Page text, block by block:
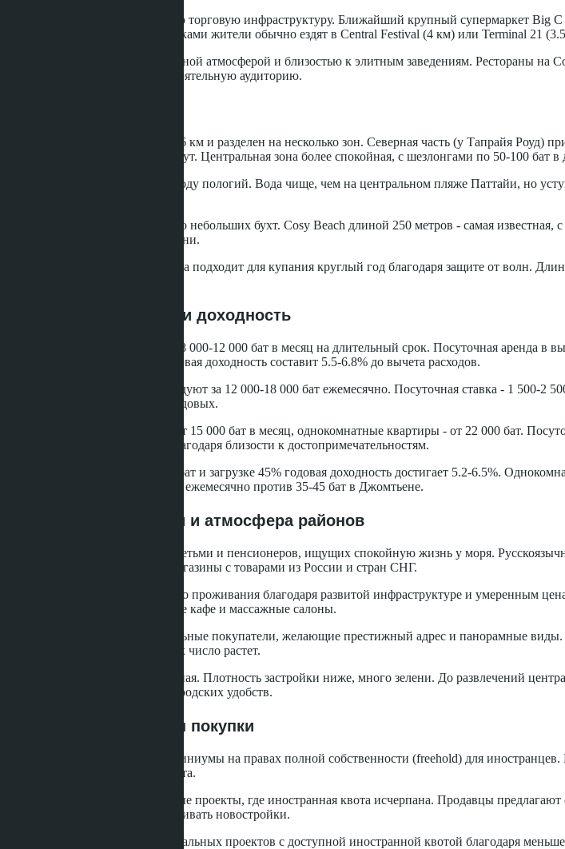
Пратамнак имеет ограниченную торговую инфраструктуру. Ближайший крупный супермаркет
несколько ресторанов. За покупками жители обычно ездят в Central Festival (4 км) или Terminal 21
Район компенсирует это спокойной атмосферой и близостью к элитным заведениям. Рестораны
салоны ориентированы на состоятельную аудиторию.
Пляж Джомтьен протянулся на 6 км и разделен на несколько зон. Северная часть (у Тапрайя Роуд)
гидроцикле - 1500 бат за 30 минут. Центральная зона более спокойная, с шезлонгами по 50-100 бат
Песок на пляже серый, вход в воду пологий. Вода чище, чем на центральном пляже Паттайи, но
Пратамнак предлагает несколько небольших бухт. Cosy Beach длиной 250 метров - самая
Пляж переполнен в выходные дни.
Пляж Донгтан у подножия холма подходит для купания круглый год благодаря защите от волн.
Арендный потенциал и доходность
Студия в Джомтьене сдается за 8 000-12 000 бат в месяц на длительный срок. Посуточная аренда
бат и средней загрузке 50% годовая доходность составит 5.5-6.8% до вычета расходов.
Однокомнатные квартиры арендуют за 12 000-18 000 бат ежемесячно. Посуточная ставка - 1 500-2
Чистая доходность - 4.8-6.2% годовых.
В Пратамнаке студии сдаются от 15 000 бат в месяц, однокомнатные квартиры - от 22 000 бат.
квартиру. Спрос стабильный благодаря близости к достопримечательностям.
При стоимости студии 2.8 млн бат и загрузке 45% годовая доходность достигает 5.2-6.5%.
компанию выше: 50-60 бат за м² ежемесячно против 35-45 бат в Джомтьене.
Профиль покупателей и атмосфера районов
Джомтьен привлекает семьи с детьми и пенсионеров, ищущих спокойную жизнь у моря.
выходного дня, продуктовые магазины с товарами из России и стран СНГ.
Район подходит для постоянного проживания благодаря развитой инфраструктуре и умеренным
набережной работают недорогие кафе и массажные салоны.
Пратамнак выбирают состоятельные покупатели, желающие престижный адрес и панорамные
меньше, чем в Джомтьене, но их число растет.
Атмосфера спокойная и приватная. Плотность застройки ниже, много зелени. До развлечений
уединением и доступностью городских удобств.
Юридические аспекты покупки
Оба района предлагают кондоминиумы на правах полной собственности (freehold) для
обязательна до внесения депозита.
В Джомтьене встречаются старые проекты, где иностранная квота исчерпана. Продавцы
доступной квотой или рассматривать новостройки.
Пратамнак имеет больше премиальных проектов с доступной иностранной квотой благодаря